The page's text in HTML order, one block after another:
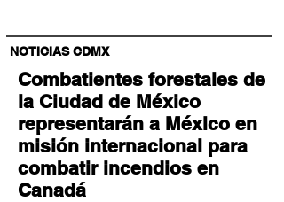
Combatientes forestales de
la Ciudad de México
representarán a México en
misión internacional para
combatir incendios en
Canadá
NOTICIAS CDMX